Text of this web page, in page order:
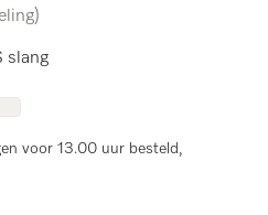
slang
voor 13.00 uur besteld,